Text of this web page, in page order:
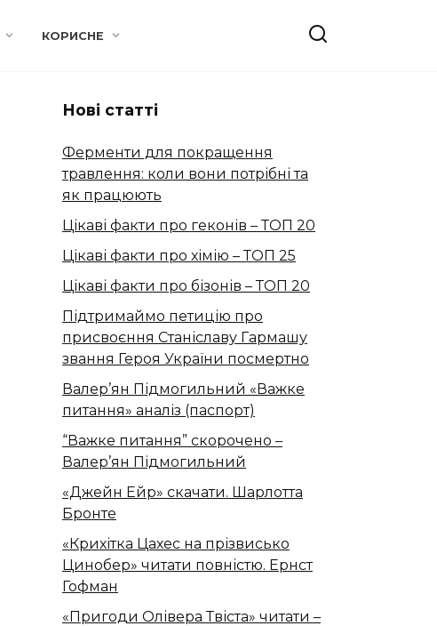
КОРИСНЕ
Нові статті
Ферменти для покращення
травлення: коли вони потрібні та
як працюють
Цікаві факти про геконів – ТОП 20
Цікаві факти про хімію – ТОП 25
Цікаві факти про бізонів – ТОП 20
Підтримаймо петицію про
присвоєння Станіславу Гармашу
звання Героя України посмертно
Валер’ян Підмогильний «Важке
питання» аналіз (паспорт)
“Важке питання” скорочено –
Валер’ян Підмогильний
«Джейн Ейр» скачати. Шарлотта
Бронте
«Крихітка Цахес на прізвисько
Цинобер» читати повністю. Ернст
Гофман
«Пригоди Олівера Твіста» читати –